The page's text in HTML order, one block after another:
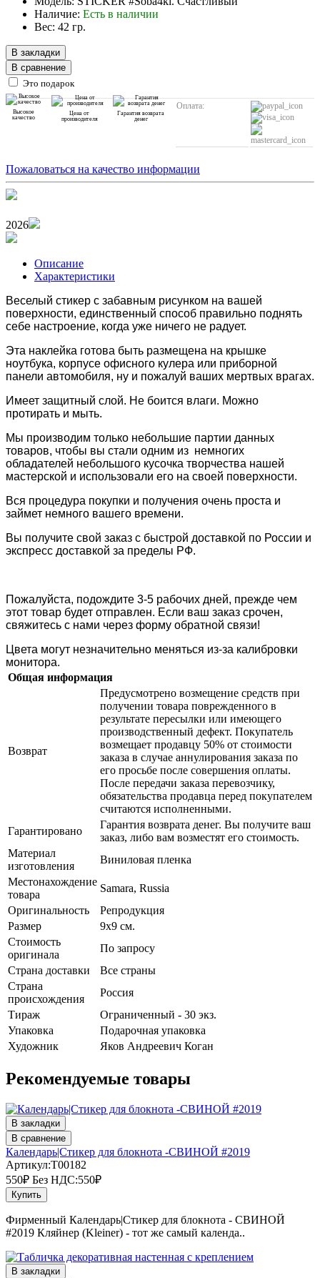
Наличие: Есть в наличии
Вес: 42 гр.
В закладки
В сравнение
Это подарок
Высокое
качество
Цена от
производителя
Гарантия возврата
денег
Оплата:
Пожаловаться на качество информации
2026
Описание
Характеристики
Веселый стикер с забавным рисунком на вашей
поверхности, единственный способ правильно поднять
себе настроение, когда уже ничего не радует.
Эта наклейка готова быть размещена на крышке
ноутбука, корпусе офисного кулера или приборной
панели автомобиля, ну и пожалуй ваших мертвых врагах.
Имеет защитный слой. Не боится влаги. Можно
протирать и мыть.
Мы производим только небольшие партии данных
товаров, чтобы вы стали одним из немногих
обладателей небольшого кусочка творчества нашей
мастерской и использовали его на своей поверхности.
Вся процедура покупки и получения очень проста и
займет немного вашего времени.
Вы получите свой заказ с быстрой доставкой по России и
экспресс доставкой за пределы РФ.
Пожалуйста, подождите 3-5 рабочих дней, прежде чем
этот товар будет отправлен. Если ваш заказ срочен,
свяжитесь с нами через форму обратной связи!
Цвета могут незначительно меняться из-за калибровки
монитора.
Общая информация
Возврат
Предусмотрено возмещение средств при
получении товара поврежденного в
результате пересылки или имеющего
производственный дефект. Покупатель
возмещает продавцу 50% от стоимости
заказа в случае аннулирования заказа по
его просьбе после совершения оплаты.
После передачи заказа перевозчику,
обязательства продавца перед покупателем
считаются исполненными.
Гарантировано
Гарантия возврата денег. Вы получите ваш
заказ, либо вам возместят его стоимость.
Материал
изготовления
Виниловая пленка
Местонахождение
товара
Samara, Russia
Оригинальность
Репродукция
Размер
9х9 см.
Стоимость
оригинала
По запросу
Страна доставки
Все страны
Страна
происхождения
Россия
Тираж
Ограниченный - 30 экз.
Упаковка
Подарочная упаковка
Художник
Яков Андреевич Коган
Рекомендуемые товары
В закладки
В сравнение
Календарь|Стикер для блокнота -СВИНОЙ #2019
Артикул:T00182
550₽ Без НДС:550₽
Купить
Фирменный Календарь|Стикер для блокнота - СВИНОЙ
#2019 Кляйнер (Kleiner) - тот же самый календа..
В закладки